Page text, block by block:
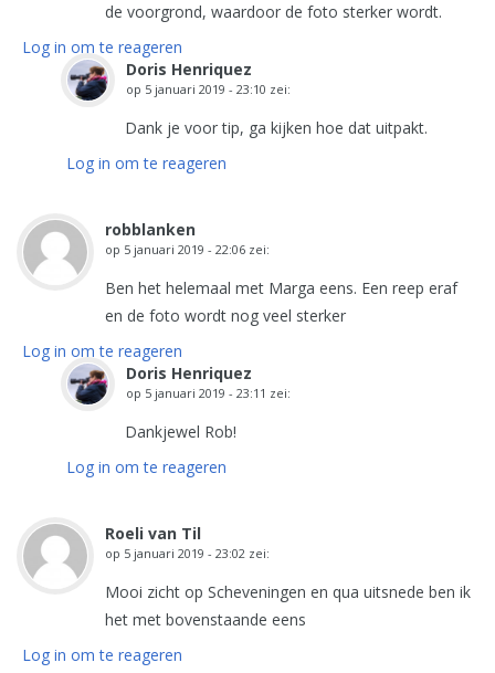
de voorgrond, waardoor de foto sterker wordt.
Log in om te reageren
Doris Henriquez
op 5 januari 2019 - 23:10 zei:
Dank je voor tip, ga kijken hoe dat uitpakt.
Log in om te reageren
robblanken
op 5 januari 2019 - 22:06 zei:
Ben het helemaal met Marga eens. Een reep eraf
en de foto wordt nog veel sterker
Log in om te reageren
Doris Henriquez
op 5 januari 2019 - 23:11 zei:
Dankjewel Rob!
Log in om te reageren
Roeli van Til
op 5 januari 2019 - 23:02 zei:
Mooi zicht op Scheveningen en qua uitsnede ben ik
het met bovenstaande eens
Log in om te reageren